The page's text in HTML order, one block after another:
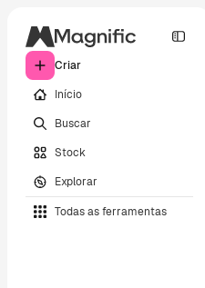
Criar
Início
Buscar
Stock
Explorar
Todas as ferramentas